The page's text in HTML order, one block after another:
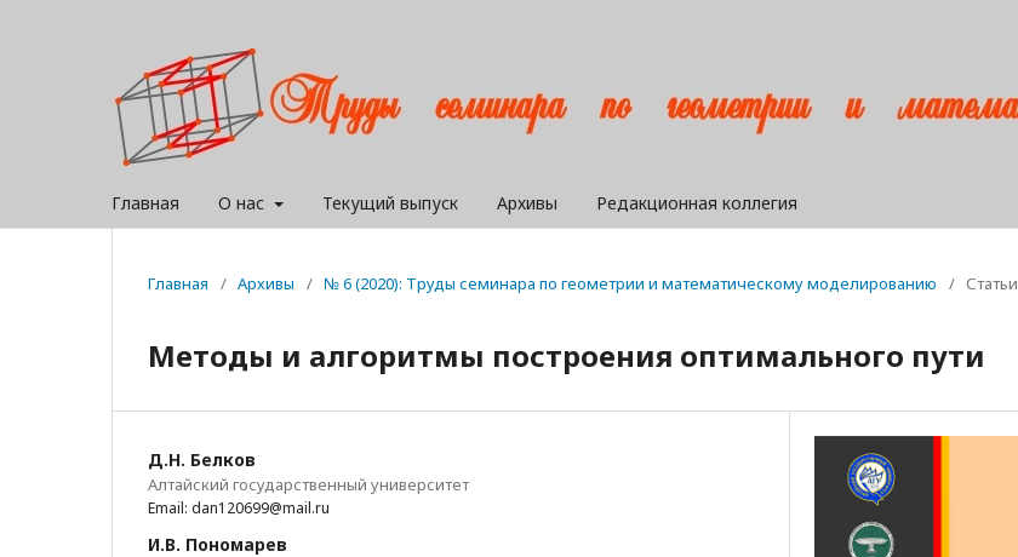
Главная О нас Текущий выпуск Архивы Редакционная коллегия
Главная / Архивы / № 6 (2020): Труды семинара по геометрии и математическому моделированию / Статьи
Методы и алгоритмы построения оптимального пути
Д.Н. Белков
Алтайский государственный университет
Email: dan120699@mail.ru
И.В. Пономарев